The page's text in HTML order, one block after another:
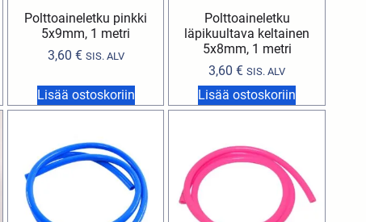
Polttoaineletku pinkki
5x9mm, 1 metri
3,60 € SIS. ALV
Lisää ostoskoriin
Polttoaineletku
läpikuultava keltainen
5x8mm, 1 metri
3,60€ SIS. ALV
Lisää ostoskoriin